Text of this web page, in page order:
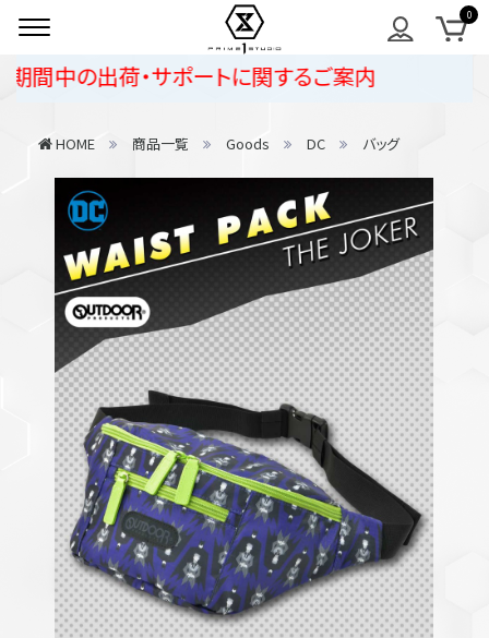
の出荷・サポートに関するご案内
HOME 商品一覧 Goods DC バッグ